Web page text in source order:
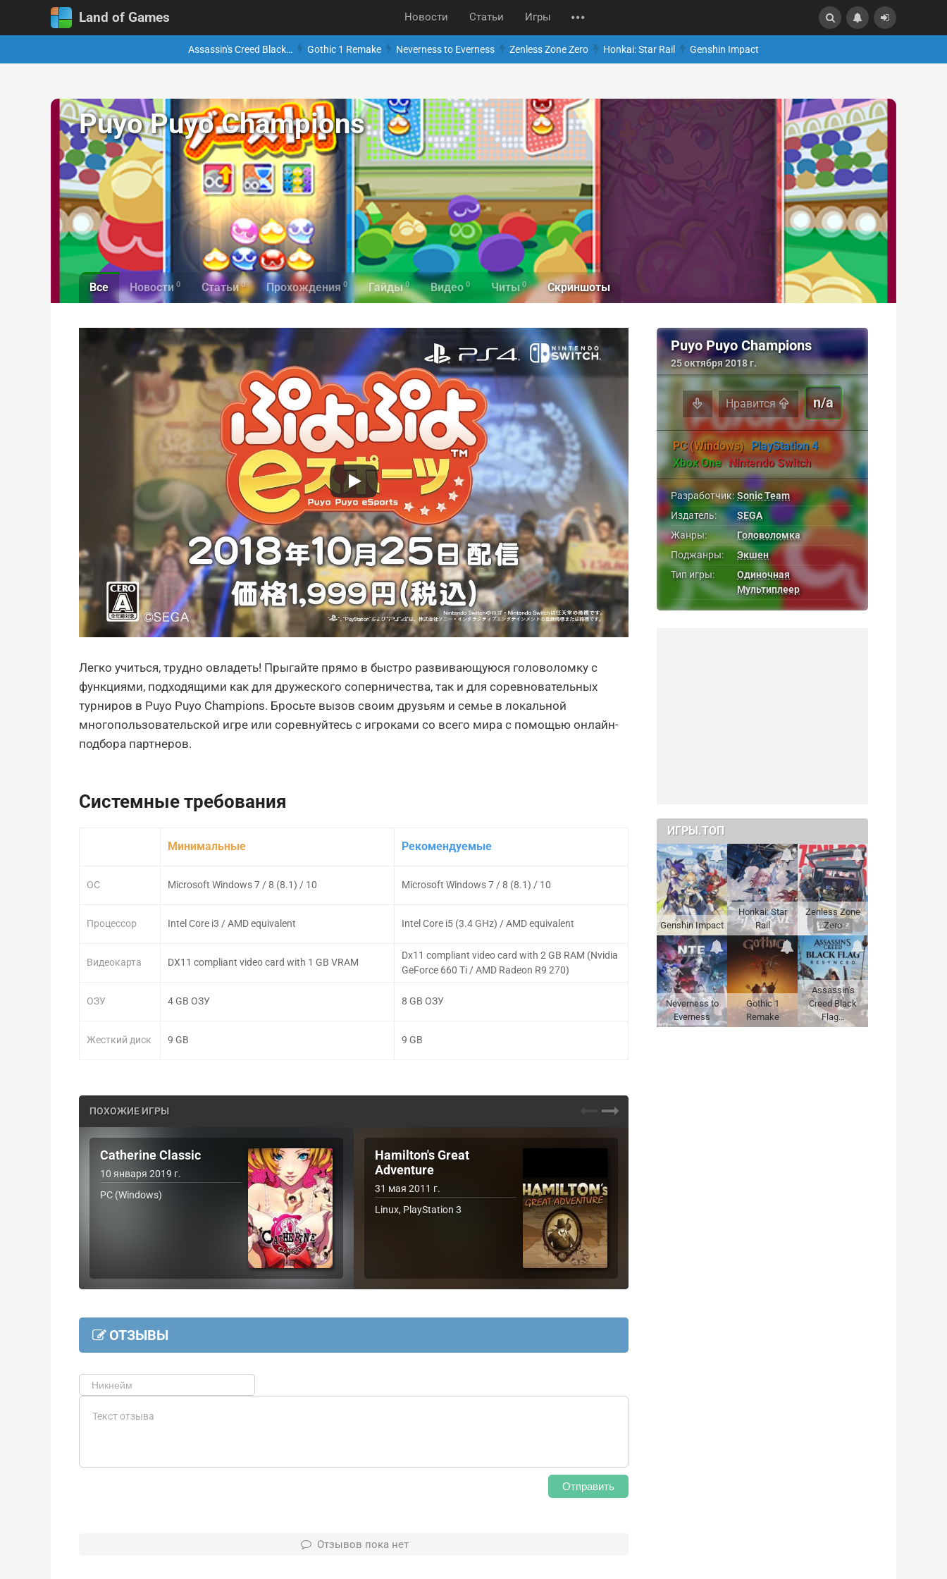
Land of Games Новости Статьи Игры
Assassin's Creed Black… Gothic 1 Remake Neverness to Everness Zenless Zone Zero Honkai: Star Rail Genshin Impact
Puyo Puyo Champions
Все Новости 0 Статьи 0 Прохождения 0 Гайды 0 Видео 0 Читы 0 Скриншоты
Легко учиться, трудно овладеть! Прыгайте прямо в быстро развивающуюся головоломку с
функциями, подходящими как для дружеского соперничества, так и для соревновательных
турниров в Puyo Puyo Champions. Бросьте вызов своим друзьям и семье в локальной
многопользовательской игре или соревнуйтесь с игроками со всего мира с помощью онлайн-
подбора партнеров.
Системные требования
ОС
Процессор
Видеокарта
ОЗУ
Жесткий диск
Минимальные
Microsoft Windows 7 / 8 (8.1) / 10
Intel Core i3 / AMD equivalent
DX11 compliant video card with 1 GB VRAM
4 GB ОЗУ
9 GB
Рекомендуемые
Microsoft Windows 7 / 8 (8.1) / 10
Intel Core i5 (3.4 GHz) / AMD equivalent
Dx11 compliant video card with 2 GB RAM (Nvidia
GeForce 660 Ti / AMD Radeon R9 270)
8 GB ОЗУ
9 GB
ПОХОЖИЕ ИГРЫ
Catherine Classic
10 января 2019 г.
PC (Windows)
Hamilton's Great
Adventure
31 мая 2011 г.
Linux, PlayStation 3
ОТЗЫВЫ
Отправить
Отзывов пока нет
Puyo Puyo Champions
25 октября 2018 г.
Нравится n/a
PC (Windows) PlayStation 4
Xbox One Nintendo Switch
Разработчик: Sonic Team
Издатель:
SEGA
Жанры:
Головоломка
Поджанры:
Экшен
Тип игры:
Одиночная
Мультиплеер
ИГРЫ.ТОП
Genshin Impact
Honkai: Star
Rail
Zenless Zone
Zero
Neverness to
Everness
Gothic 1
Remake
Assassin's
Creed Black
Flag…